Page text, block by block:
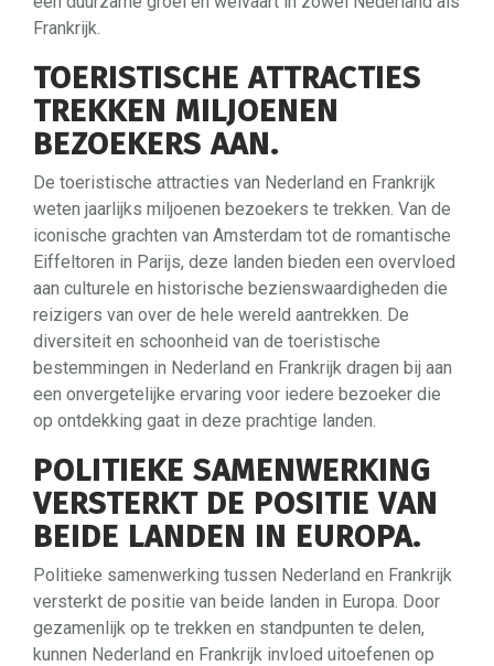
Frankrijk.
TOERISTISCHE ATTRACTIES
TREKKEN MILJOENEN
BEZOEKERS AAN.
De toeristische attracties van Nederland en Frankrijk
weten jaarlijks miljoenen bezoekers te trekken. Van de
iconische grachten van Amsterdam tot de romantische
Eiffeltoren in Parijs, deze landen bieden een overvloed
aan culturele en historische bezienswaardigheden die
reizigers van over de hele wereld aantrekken. De
diversiteit en schoonheid van de toeristische
bestemmingen in Nederland en Frankrijk dragen bij aan
een onvergetelijke ervaring voor iedere bezoeker die
op ontdekking gaat in deze prachtige landen.
POLITIEKE SAMENWERKING
VERSTERKT DE POSITIE VAN
BEIDE LANDEN IN EUROPA.
Politieke samenwerking tussen Nederland en Frankrijk
versterkt de positie van beide landen in Europa. Door
gezamenlijk op te trekken en standpunten te delen,
kunnen Nederland en Frankrijk invloed uitoefenen op